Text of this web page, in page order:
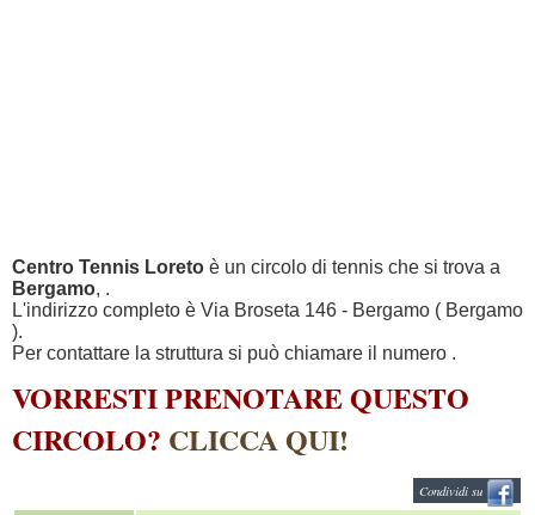
Centro Tennis Loreto è un circolo di tennis che si trova a
Bergamo, .
L'indirizzo completo è Via Broseta 146 - Bergamo ( Bergamo
).
Per contattare la struttura si può chiamare il numero .
VORRESTI PRENOTARE QUESTO
CIRCOLO? CLICCA QUI!
Condividi su